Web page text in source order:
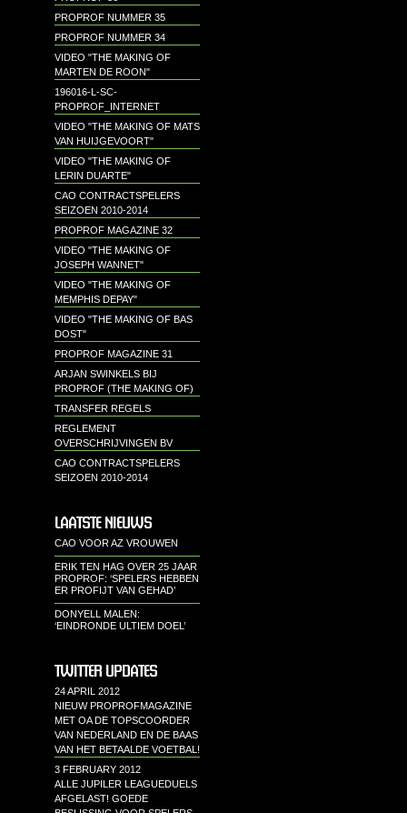
PROPROF NUMMER 35
PROPROF NUMMER 34
VIDEO "THE MAKING OF
MARTEN DE ROON"
196016-L-SC-
PROPROF_INTERNET
VIDEO "THE MAKING OF MATS
VAN HUIJGEVOORT"
VIDEO "THE MAKING OF
LERIN DUARTE"
CAO CONTRACTSPELERS
SEIZOEN 2010-2014
PROPROF MAGAZINE 32
VIDEO "THE MAKING OF
JOSEPH WANNET"
VIDEO "THE MAKING OF
MEMPHIS DEPAY"
VIDEO "THE MAKING OF BAS
DOST"
PROPROF MAGAZINE 31
ARJAN SWINKELS BIJ
PROPROF (THE MAKING OF)
TRANSFER REGELS
REGLEMENT
OVERSCHRIJVINGEN BV
CAO CONTRACTSPELERS
SEIZOEN 2010-2014
LAATSTE NIEUWS
CAO VOOR AZ VROUWEN
ERIK TEN HAG OVER 25 JAAR
PROPROF: ‘SPELERS HEBBEN
ER PROFIJT VAN GEHAD’
DONYELL MALEN:
‘EINDRONDE ULTIEM DOEL’
TWITTER UPDATES
24 APRIL 2012
NIEUW PROPROFMAGAZINE
MET OA DE TOPSCOORDER
VAN NEDERLAND EN DE BAAS
VAN HET BETAALDE VOETBAL!
3 FEBRUARY 2012
ALLE JUPILER LEAGUEDUELS
AFGELAST! GOEDE